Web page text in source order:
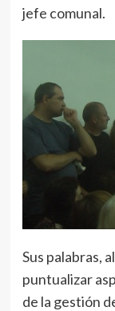
jefe comunal.
Sus palabras,
puntualizar
de la gestión